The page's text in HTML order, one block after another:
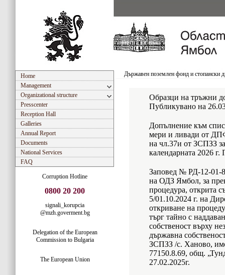
Home
Management
Organizational structure
Presscenter
Reception Hall
Galleries
Annual Report
Documents
National Services
FAQ
Corruption Hotline
0800 20 200
signali_korupcia
@mzh.goverment.bg
Delegation of the European
Commission to Bulgaria
The European Union
Държавен поземлен фонд и стопански
Образци на тръжни
Публикувано на
Допълнение към
мери и ливади от
на чл.37и от ЗСПЗЗ
календарната 2026
Заповед № РД-12-01-
на ОДЗ Ямбол, за
процедура, открита
5/01.10.2024 г. на
откриване на
търг тайно с
собственост върху
държавна
ЗСПЗЗ /с. Ханово,
77150.8.69, общ.
27.02.2025г.